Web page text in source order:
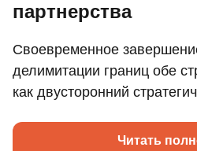
партнерства
Своевременное
делимитации границ обе
как двусторонний
Читать